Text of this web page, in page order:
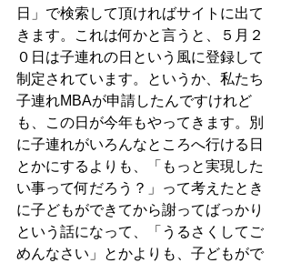
日」で検索して頂ければサイトに出て
きます。これは何かと言うと、５月２
０日は子連れの日という風に登録して
制定されています。というか、私たち
子連れMBAが申請したんですけれど
も、この日が今年もやってきます。別
に子連れがいろんなところへ行ける日
とかにするよりも、「もっと実現した
い事って何だろう？」って考えたとき
に子どもができてから謝ってばっかり
という話になって、「うるさくしてご
めんなさい」とかよりも、子どもがで